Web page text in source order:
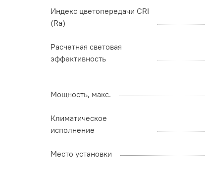
Индекс цветопередачи CRI
(Ra)
Расчетная световая
эффективность
Мощность, макс.
Климатическое
исполнение
Место установки